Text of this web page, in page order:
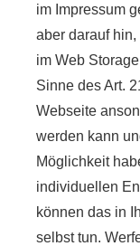
im Impressum
aber darauf
im Web
Sinne des Art.
Webseite
werden kann
Möglichkeit
individuellen
können das in
selbst tun.